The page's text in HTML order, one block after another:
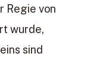
Regie von
wurde,
sind